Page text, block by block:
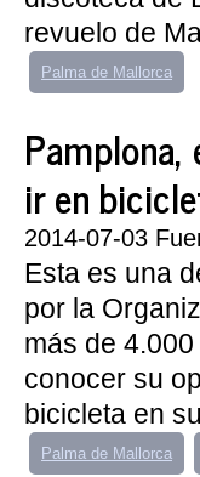
revuelo de
Palma de Mallorca
ir en
2014-07-03
Esta es una
por la
más de
conocer su
bicicleta en
Palma de Mallorca